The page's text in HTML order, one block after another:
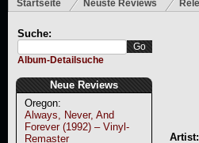
Startseite Neuste Reviews
Suche:
Album-Detailsuche
Neue Reviews
Oregon:
Always, Never, And
Forever (1992) – Vinyl-
Remaster
Artist: